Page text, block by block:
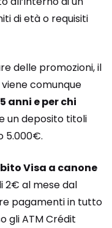
di età o requisiti
delle promozioni, il
comunque
anni e per chi
un deposito titoli
5.000€.
Visa a canone
2€ al mese dal
pagamenti in tutto
gli ATM Crédit